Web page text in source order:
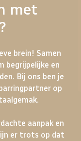
met
brein! Samen
begrijpelijke en
Bij ons ben je
op
aanpak en
er trots op dat